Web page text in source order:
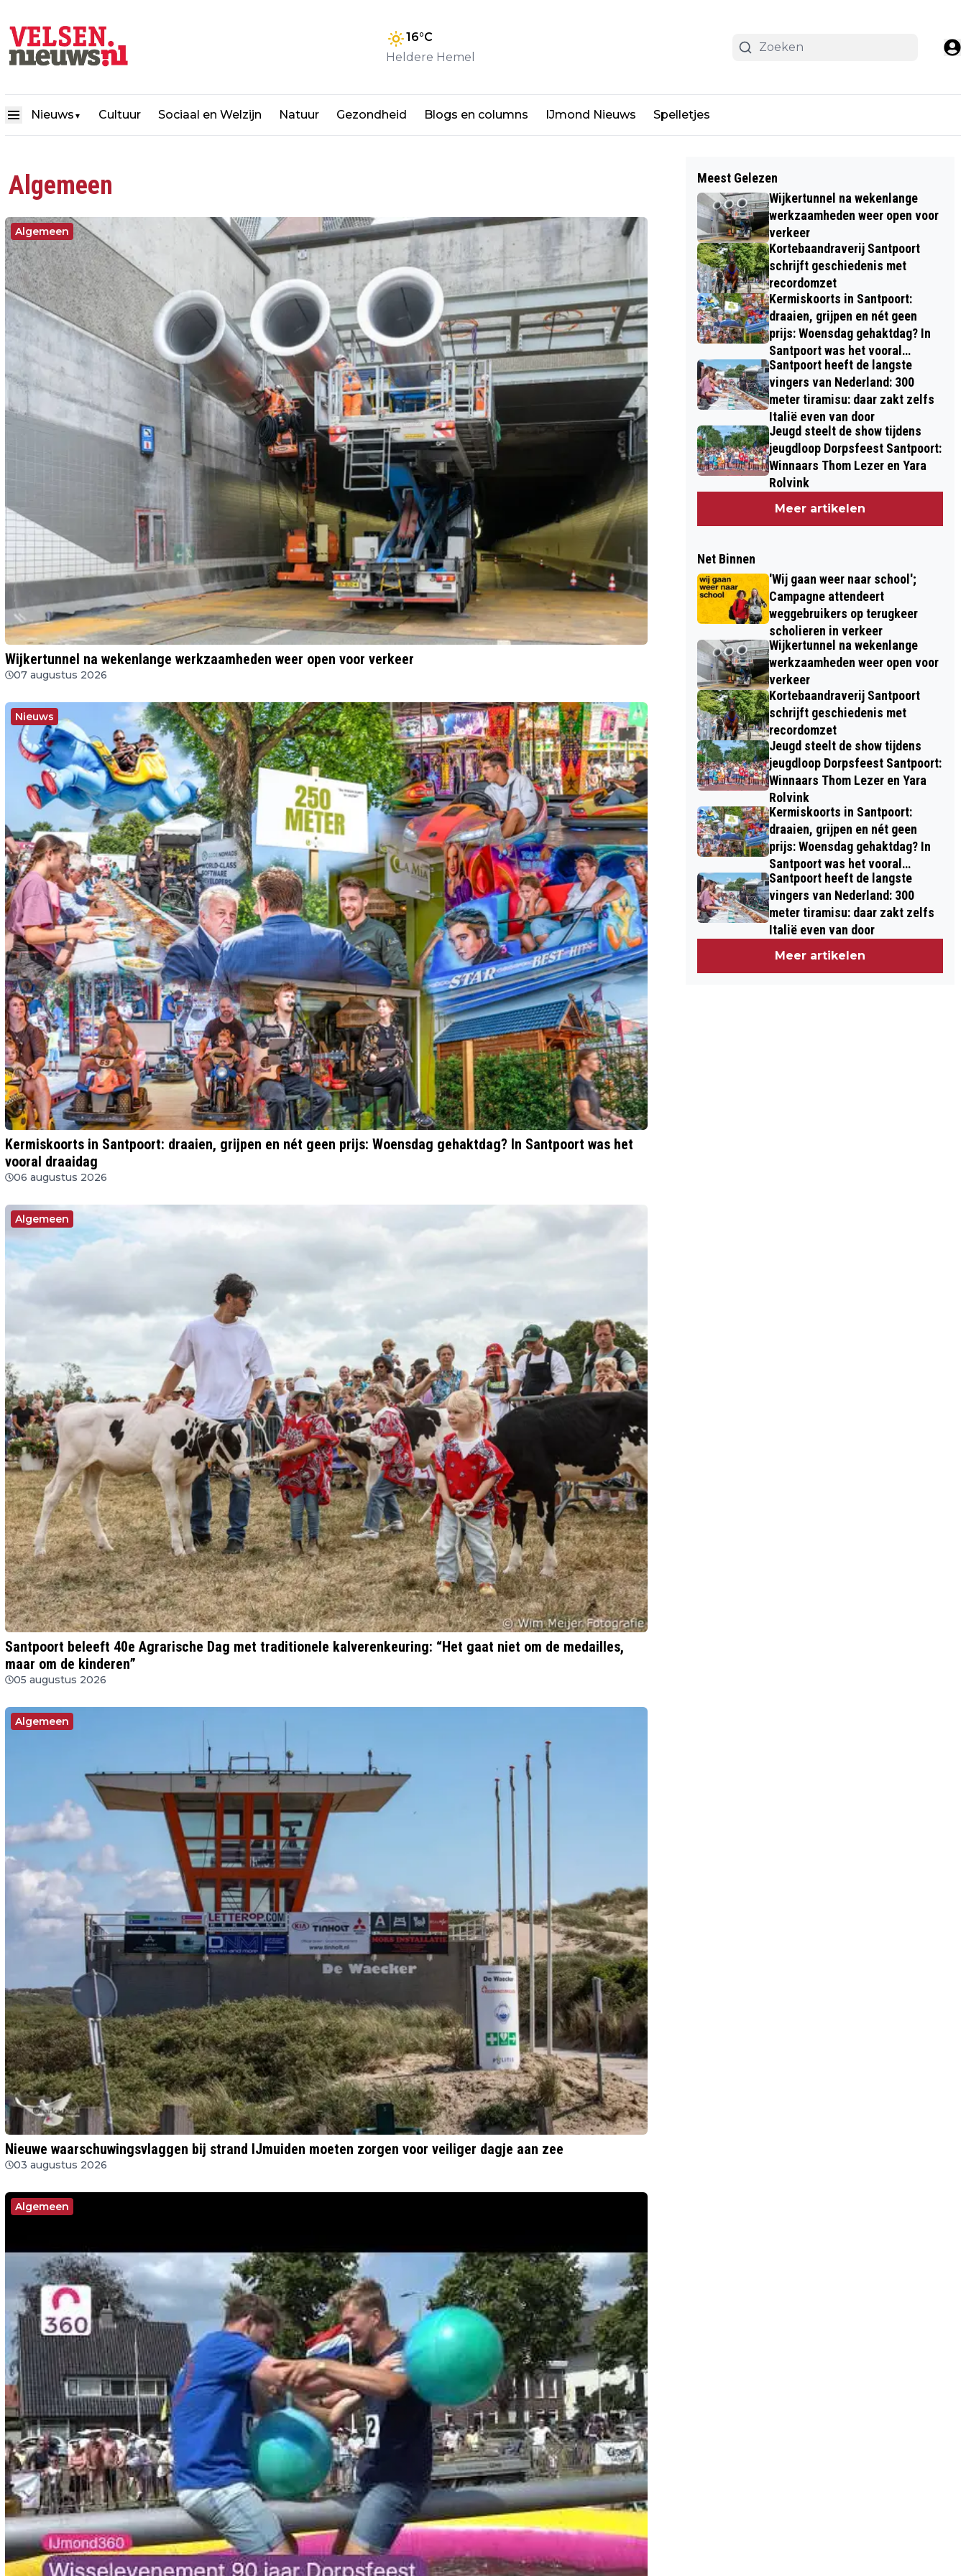
16°C
Heldere Hemel
Nieuws ▼ Cultuur Sociaal en Welzijn Natuur Gezondheid Blogs en columns IJmond Nieuws Spelletjes
Algemeen
Algemeen
Wijkertunnel na wekenlange werkzaamheden weer open voor verkeer
07 augustus 2026
Nieuws
Kermiskoorts in Santpoort: draaien, grijpen en nét geen prijs: Woensdag gehaktdag? In Santpoort was het
vooral draaidag
06 augustus 2026
Algemeen
Santpoort beleeft 40e Agrarische Dag met traditionele kalverenkeuring: “Het gaat niet om de medailles,
maar om de kinderen”
05 augustus 2026
Algemeen
Nieuwe waarschuwingsvlaggen bij strand IJmuiden moeten zorgen voor veiliger dagje aan zee
03 augustus 2026
Algemeen
Meest Gelezen
Wijkertunnel na wekenlange
werkzaamheden weer open voor
verkeer
Kortebaandraverij Santpoort
schrijft geschiedenis met
recordomzet
Kermiskoorts in Santpoort:
draaien, grijpen en nét geen
prijs: Woensdag gehaktdag? In
Santpoort was het vooral
draaidag
Santpoort heeft de langste
vingers van Nederland: 300
meter tiramisu: daar zakt zelfs
Italië even van door
Jeugd steelt de show tijdens
jeugdloop Dorpsfeest Santpoort:
Winnaars Thom Lezer en Yara
Rolvink
Meer artikelen
Net Binnen
'Wij gaan weer naar school';
Campagne attendeert
weggebruikers op terugkeer
scholieren in verkeer
Wijkertunnel na wekenlange
werkzaamheden weer open voor
verkeer
Kortebaandraverij Santpoort
schrijft geschiedenis met
recordomzet
Jeugd steelt de show tijdens
jeugdloop Dorpsfeest Santpoort:
Winnaars Thom Lezer en Yara
Rolvink
Kermiskoorts in Santpoort:
draaien, grijpen en nét geen
prijs: Woensdag gehaktdag? In
Santpoort was het vooral
draaidag
Santpoort heeft de langste
vingers van Nederland: 300
meter tiramisu: daar zakt zelfs
Italië even van door
Meer artikelen